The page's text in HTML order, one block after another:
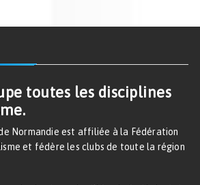
toutes les disciplines
Normandie est affiliée à la Fédération
et fédère les clubs de toute la région